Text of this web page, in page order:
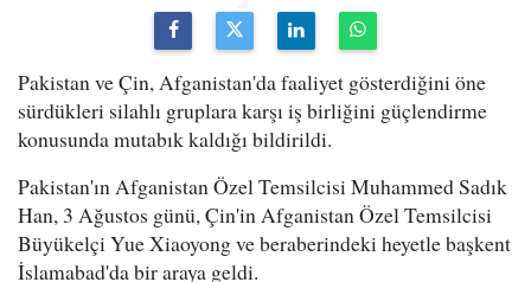
Pakistan ve Çin, Afganistan'da faaliyet gösterdiğini öne
sürdükleri silahlı gruplara karşı iş birliğini güçlendirme
konusunda mutabık kaldığı bildirildi.
Pakistan'ın Afganistan Özel Temsilcisi Muhammed Sadık
Han, 3 Ağustos günü, Çin'in Afganistan Özel Temsilcisi
Büyükelçi Yue Xiaoyong ve beraberindeki heyetle başkent
İslamabad'da bir araya geldi.